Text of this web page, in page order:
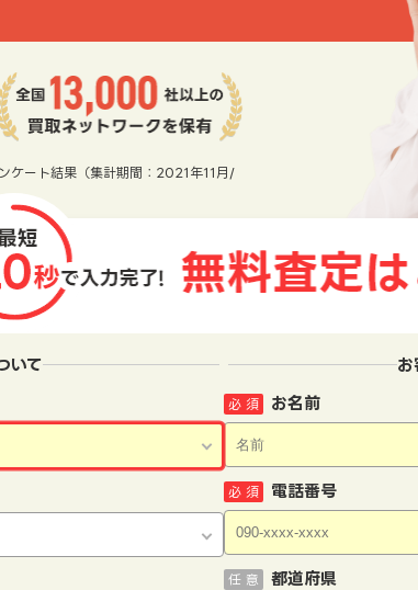
ケート結果（集計期間：2021年11月/
いて お
お名前
必 須
電話番号
必 須
都道府県
任 意